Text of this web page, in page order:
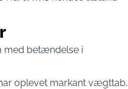
med betændelse i
oplevet markant vægttab,